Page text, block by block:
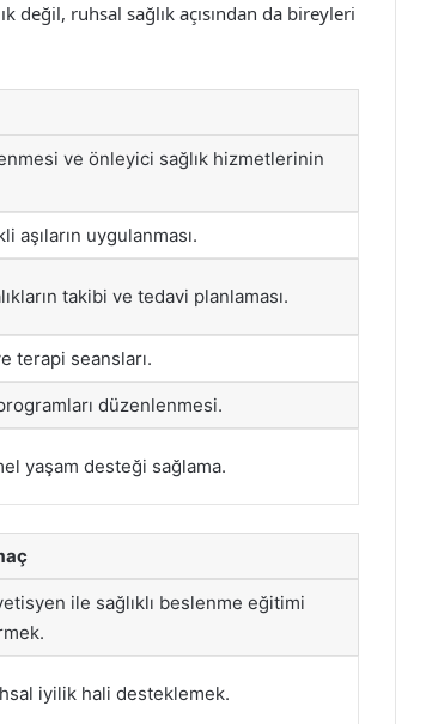
değil, ruhsal sağlık açısından da bireyleri
ve önleyici sağlık hizmetlerinin
uygulanması.
takibi ve tedavi planlaması.
terapi seansları.
düzenlenmesi.
yaşam desteği sağlama.
ile sağlıklı beslenme eğitimi
iyilik hali desteklemek.